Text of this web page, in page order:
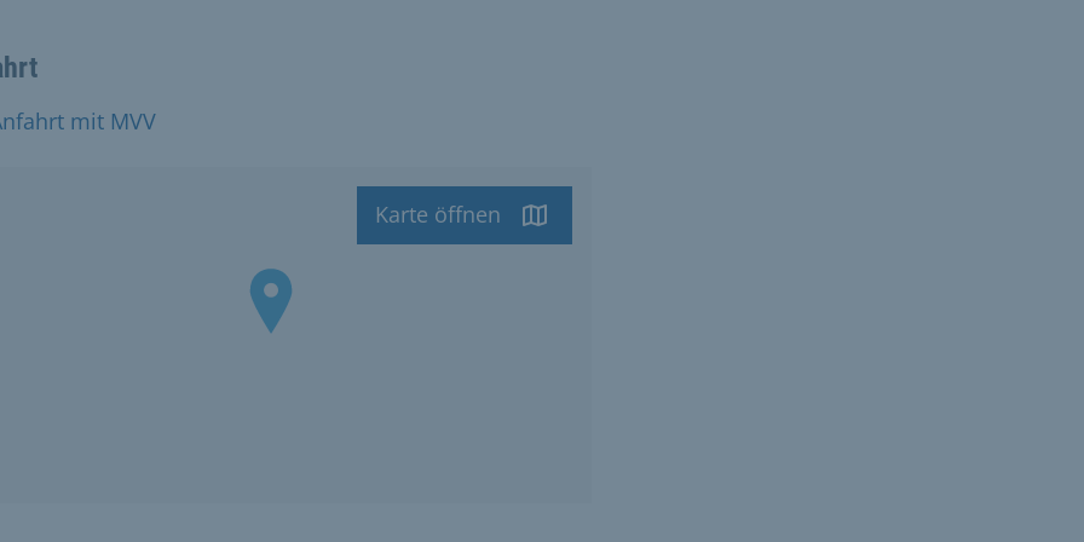
mit MVV
Karte öffnen